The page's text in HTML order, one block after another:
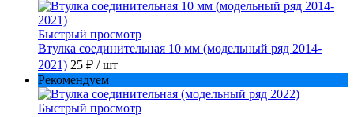
Быстрый просмотр
Втулка соединительная 10 мм (модельный ряд 2014-
2021) 25 ₽ / шт
Рекомендуем
Быстрый просмотр